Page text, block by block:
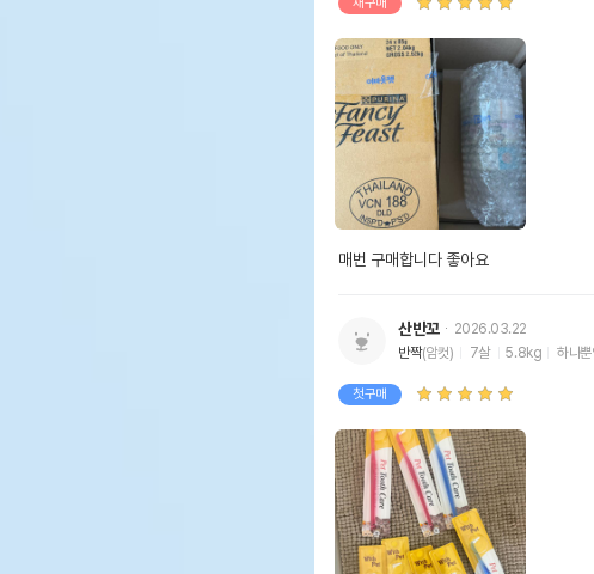
매번 구매합니다 좋아요
산반꼬
2026.03.22
반짝(암컷) 7살 5.8kg 하나
첫구매